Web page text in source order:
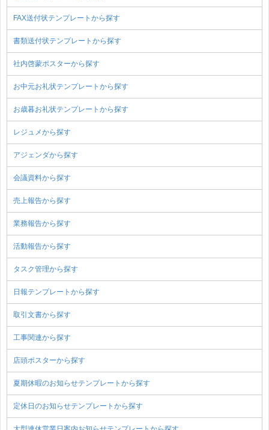
FAX送付状テンプレートから探す
書類送付状テンプレートから探す
社内啓蒙ポスターから探す
お中元お礼状テンプレートから探す
お歳暮お礼状テンプレートから探す
レジュメから探す
アジェンダから探す
会議資料から探す
売上報告から探す
業務報告から探す
活動報告から探す
タスク管理から探す
日報テンプレートから探す
取引文書から探す
工事関連から探す
店頭ポスターから探す
夏期休暇のお知らせテンプレートから探す
定休日のお知らせテンプレートから探す